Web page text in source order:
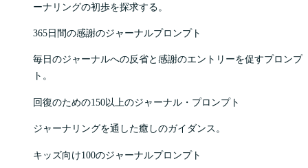
ーナリングの初歩を探求する。
365日間の感謝のジャーナルプロンプト
毎日のジャーナルへの反省と感謝のエントリーを促すプロンプ
ト。
回復のための150以上のジャーナル・プロンプト
ジャーナリングを通した癒しのガイダンス。
キッズ向け100のジャーナルプロンプト